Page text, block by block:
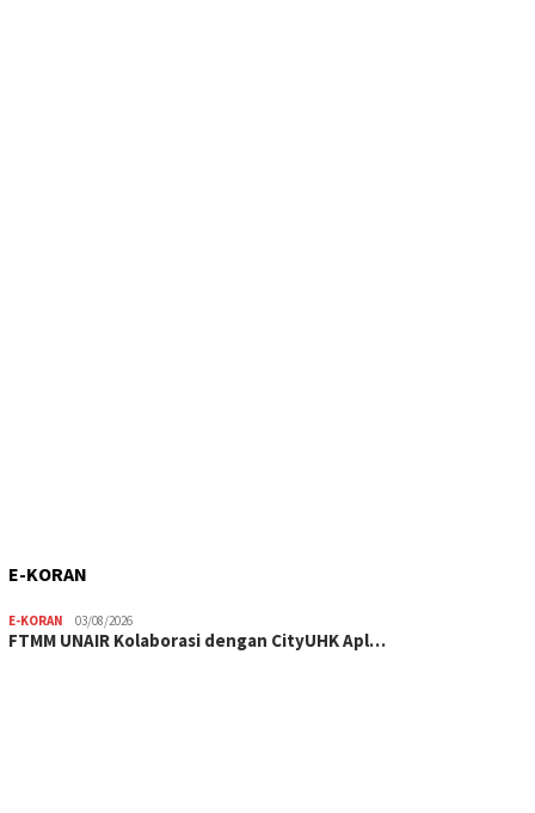
E-KORAN
E-KORAN 03/08/2026
FTMM UNAIR Kolaborasi dengan CityUHK Apl…